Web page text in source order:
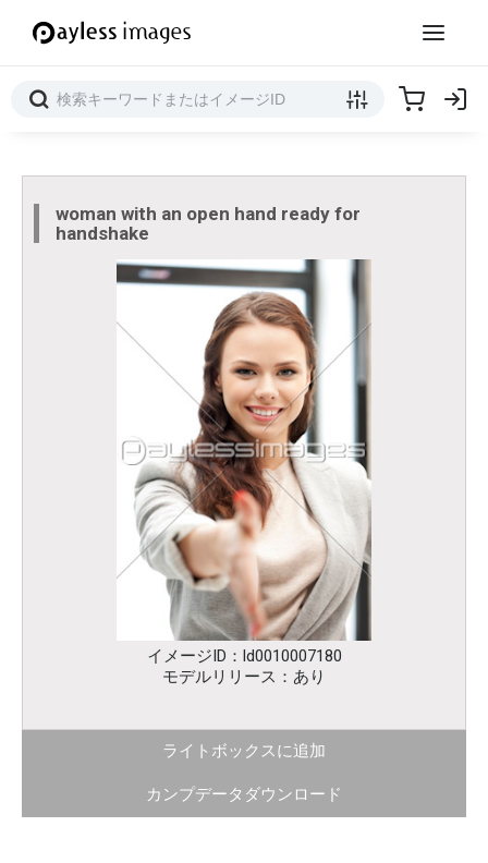
woman with an open hand ready for
handshake
イメージID：ld0010007180
モデルリリース：あり
ライトボックスに追加
カンプデータダウンロード